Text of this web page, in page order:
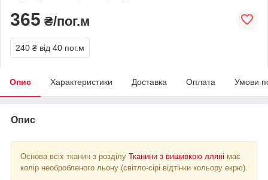
365 ₴/пог.м
240 ₴ від 40 пог.м
Опис Характеристики Доставка Оплата Умови
Опис
Основа всіх тканин з розділу Тканини з вишивкою лляні має
колір необробленого льону (світло-сірі відтінки кольору екрю).